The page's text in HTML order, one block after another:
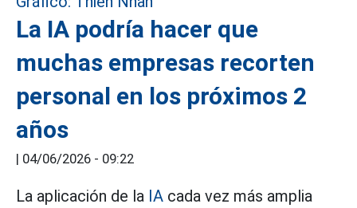
La IA podría hacer que
muchas empresas recorten
personal en los próximos 2
años
| 04/06/2026 - 09:22
La aplicación de la IA cada vez más amplia